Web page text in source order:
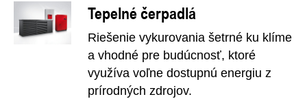
Tepelné čerpadlá
Riešenie vykurovania šetrné ku klíme
a vhodné pre budúcnosť, ktoré
využíva voľne dostupnú energiu z
prírodných zdrojov.